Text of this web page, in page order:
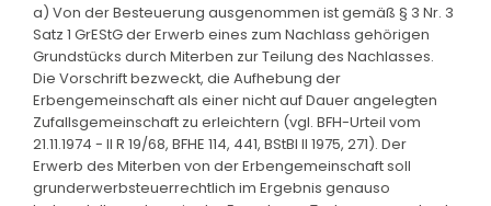
a) Von der Besteuerung ausgenommen ist gemäß § 3 Nr. 3
Satz 1 GrEStG der Erwerb eines zum Nachlass gehörigen
Grundstücks durch Miterben zur Teilung des Nachlasses.
Die Vorschrift bezweckt, die Aufhebung der
Erbengemeinschaft als einer nicht auf Dauer angelegten
Zufallsgemeinschaft zu erleichtern (vgl. BFH-Urteil vom
21.11.1974 - II R 19/68, BFHE 114, 441, BStBl II 1975, 271). Der
Erwerb des Miterben von der Erbengemeinschaft soll
grunderwerbsteuerrechtlich im Ergebnis genauso